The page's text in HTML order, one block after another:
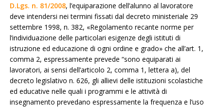
D.Lgs. n. 81/2008, l’equiparazione dell’alunno al lavoratore
deve intendersi nei termini fissati dal decreto ministeriale 29
settembre 1998, n. 382, «Regolamento recante norme per
l’individuazione delle particolari esigenze degli istituti di
istruzione ed educazione di ogni ordine e grado» che all’art. 1,
comma 2, espressamente prevede “sono equiparati ai
lavoratori, ai sensi dell’articolo 2, comma 1, lettera a), del
decreto legislativo n. 626, gli allievi delle istituzioni scolastiche
ed educative nelle quali i programmi e le attività di
insegnamento prevedano espressamente la frequenza e l’uso